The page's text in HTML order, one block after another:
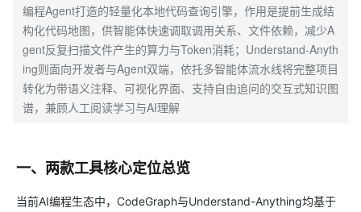
编程Agent打造的轻量化本地代码查询引擎，作用是提前生成结
构化代码地图，供智能体快速调取调用关系、文件依赖，减少A
gent反复扫描文件产生的算力与Token消耗；Understand-Anyth
ing则面向开发者与Agent双端，依托多智能体流水线将完整项目
转化为带语义注释、可视化界面、支持自由追问的交互式知识图
谱，兼顾人工阅读学习与AI理解
一、两款工具核心定位总览
当前AI编程生态中，CodeGraph与Understand-Anything均基于